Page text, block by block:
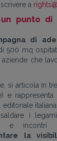
a
un punto
di
500 mq
aziende che
si articola in
e
i
e incontri
la